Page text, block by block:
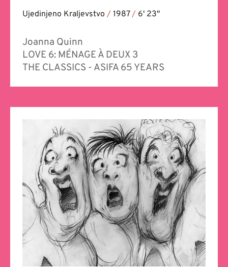
Ujedinjeno Kraljevstvo / 1987/ 6' 23''
Joanna Quinn
LOVE 6: MÉNAGE À DEUX 3
THE CLASSICS - ASIFA 65 YEARS